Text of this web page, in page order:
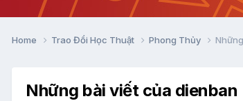
Home Trao Đổi Học Thuật Phong Thủy
Những bài viết của dienban